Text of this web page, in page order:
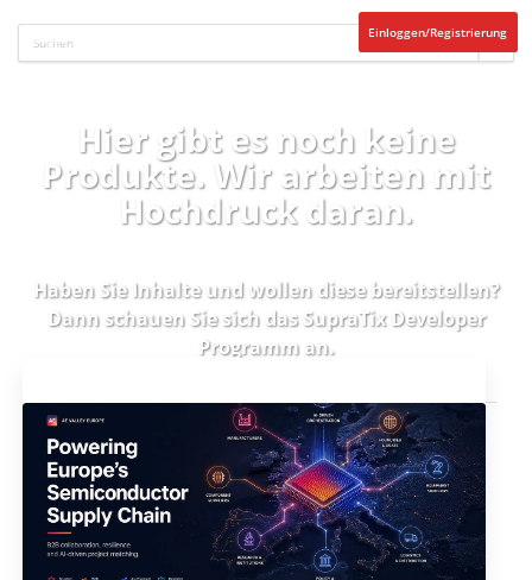
Einloggen/Registrierung
Hier gibt es noch keine
Produkte. Wir arbeiten mit
Hochdruck daran.
Haben Sie Inhalte und wollen diese bereitstellen?
Dann schauen Sie sich das SupraTix Developer
Programman.